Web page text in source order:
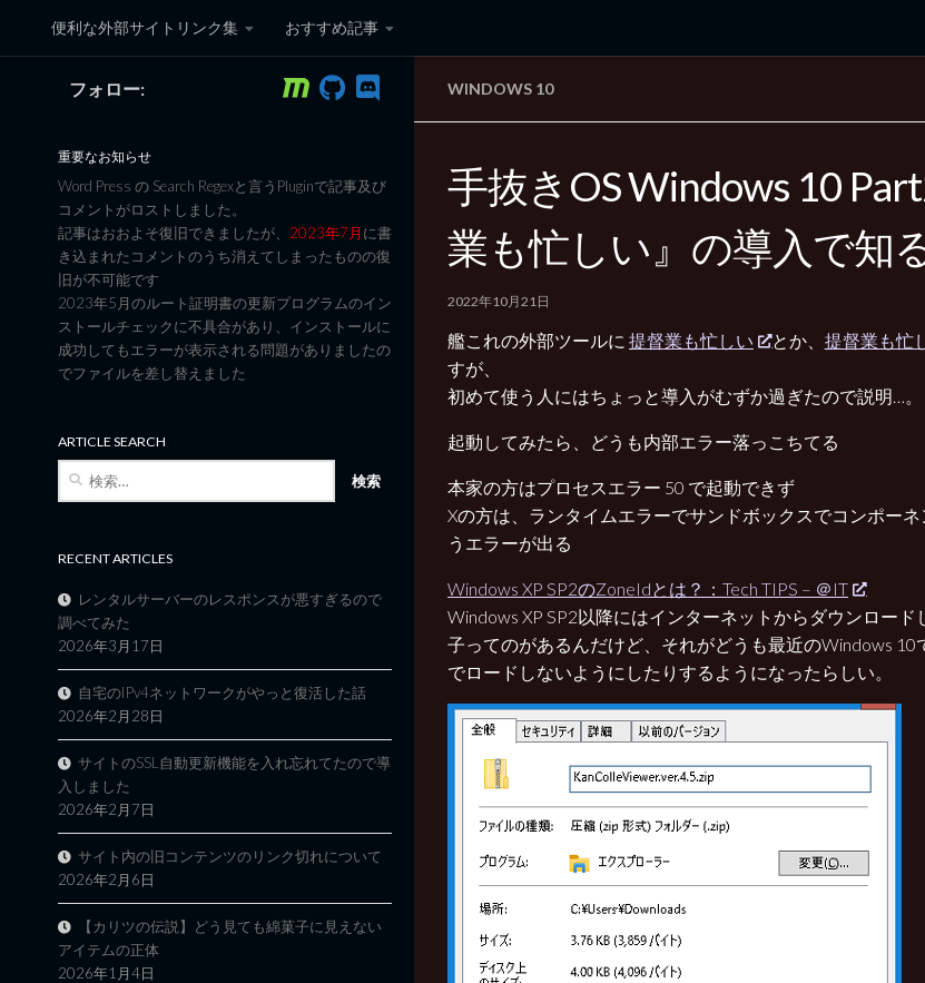
コンテンツへスキップ
便利な外部サイトリンク集 おすすめ記事
黒翼猫のコンピュータ日記 3rd Edition
WINDOWS 10
手抜きOS Windows 10
業も忙しい』の導入で知
2022年10月21日
艦これの外部ツールに 提督業も忙しい とか、 提督業も忙
すが、
初めて使う人にはちょっと導入がむずか過ぎたので説明…。
起動してみたら、どうも内部エラー落っこちてる
本家の方はプロセスエラー 50 で起動できず
Xの方は、ランタイムエラーでサンドボックスでコンポー
うエラーが出る
Windows XP SP2のZoneIdとは？：Tech TIPS – ＠IT
Windows XP SP2以降にはインターネットからダウンロー
子ってのがあるんだけど、それがどうも最近のWindows
でロードしないようにしたりするようになったらしい。
フォロー:
重要なお知らせ
Word Press の Search Regexと言うPluginで記事及び
コメントがロストしました。
記事はおおよそ復旧できましたが、 2023年7月に書
き込まれたコメントのうち消えてしまったものの復
旧が不可能です
2023年5月のルート証明書の更新プログラムのイン
ストールチェックに不具合があり、インストールに
成功してもエラーが表示される問題がありましたの
でファイルを差し替えました
ARTICLE SEARCH
RECENT ARTICLES
レンタルサーバーのレスポンスが悪すぎるので
調べてみた
2026年3月17日
自宅のIPv4ネットワークがやっと復活した話
2026年2月28日
サイトのSSL自動更新機能を入れ忘れてたので導
入しました
2026年2月7日
サイト内の旧コンテンツのリンク切れについて
2026年2月6日
【カリツの伝説】どう見ても綿菓子に見えない
アイテムの正体
2026年1月4日